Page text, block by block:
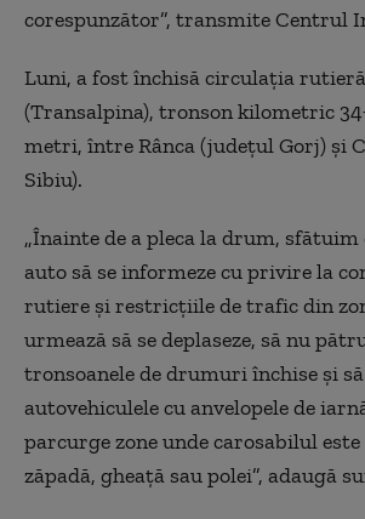
corespunzător”, transmite Centrul
Luni, a fost închisă circulaţia rutieră
(Transalpina), tronson kilometric
metri, între Rânca (judeţul Gorj) şi
Sibiu).
„Înainte de a pleca la drum,
auto să se informeze cu privire la
rutiere şi restricţiile de trafic din
urmează să se deplaseze, să nu
tronsoanele de drumuri închise şi
autovehiculele cu anvelopele de
parcurge zone unde carosabilul
zăpadă, gheaţă sau polei”, adaugă